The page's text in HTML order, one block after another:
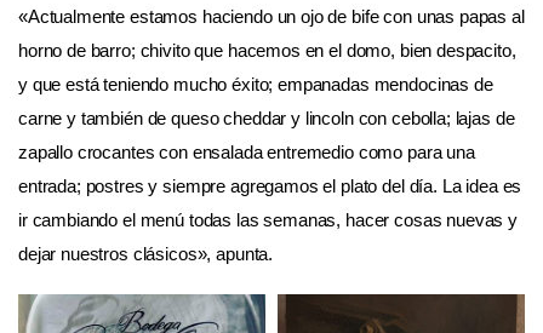
«Actualmente estamos haciendo un ojo de bife con unas papas al
horno de barro; chivito que hacemos en el domo, bien despacito,
y que está teniendo mucho éxito; empanadas mendocinas de
carne y también de queso cheddar y lincoln con cebolla; lajas de
zapallo crocantes con ensalada entremedio como para una
entrada; postres y siempre agregamos el plato del día. La idea es
ir cambiando el menú todas las semanas, hacer cosas nuevas y
dejar nuestros clásicos», apunta.